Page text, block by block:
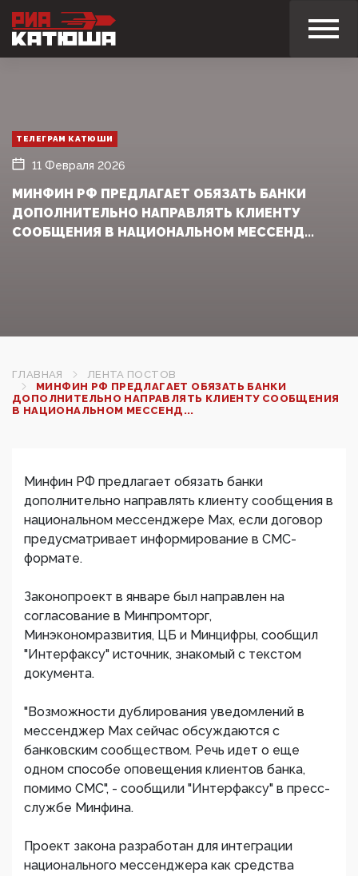
ТЕЛЕГРАМ КАТЮШИ
11 Февраля 2026
МИНФИН РФ ПРЕДЛАГАЕТ ОБЯЗАТЬ БАНКИ
ДОПОЛНИТЕЛЬНО НАПРАВЛЯТЬ КЛИЕНТУ
СООБЩЕНИЯ В НАЦИОНАЛЬНОМ МЕССЕНД...
ГЛАВНАЯ
ЛЕНТА ПОСТОВ
МИНФИН РФ ПРЕДЛАГАЕТ ОБЯЗАТЬ БАНКИ
ДОПОЛНИТЕЛЬНО НАПРАВЛЯТЬ КЛИЕНТУ СООБЩЕНИЯ
В НАЦИОНАЛЬНОМ МЕССЕНД...
Минфин РФ предлагает обязать банки
дополнительно направлять клиенту сообщения в
национальном мессенджере Max, если договор
предусматривает информирование в СМС-
формате.
Законопроект в январе был направлен на
согласование в Минпромторг,
Минэкономразвития, ЦБ и Минцифры, сообщил
"Интерфаксу" источник, знакомый с текстом
документа.
"Возможности дублирования уведомлений в
мессенджер Max сейчас обсуждаются с
банковским сообществом. Речь идет о еще
одном способе оповещения клиентов банка,
помимо СМС", - сообщили "Интерфаксу" в пресс-
службе Минфина.
Проект закона разработан для интеграции
национального мессенджера как средства